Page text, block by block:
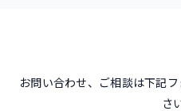
お問い合わせ、ご相談は下記
さ